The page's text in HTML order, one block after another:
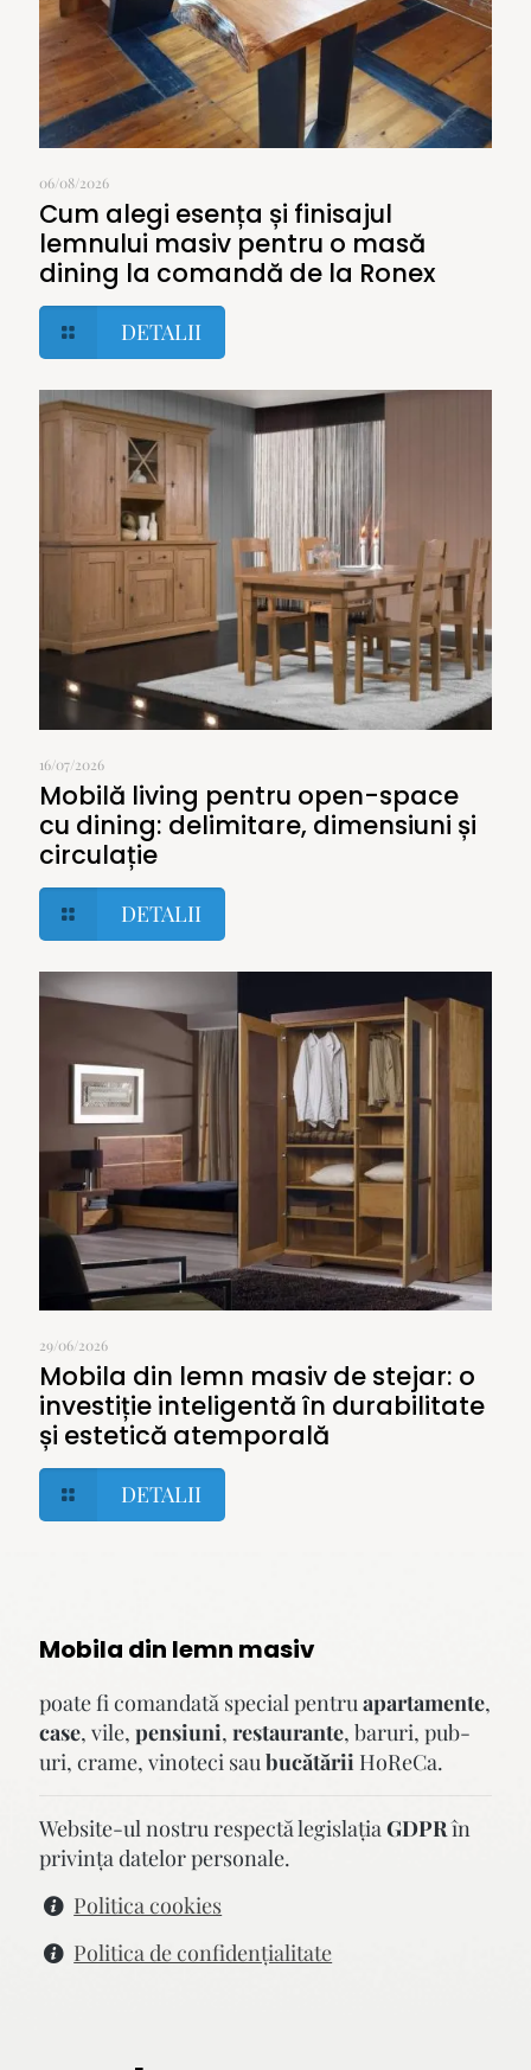
06/08/2026
Cum alegi esența și finisajul
lemnului masiv pentru o masă
dining la comandă de la Ronex
DETALII
16/07/2026
Mobilă living pentru open-space
cu dining: delimitare, dimensiuni și
circulație
DETALII
29/06/2026
Mobila din lemn masiv de stejar: o
investiție inteligentă în durabilitate
și estetică atemporală
DETALII
Mobila din lemn masiv
poate fi comandată special pentruapartamente,
case, vile, pensiuni, restaurante, baruri, pub-
uri, crame, vinoteci saubucătării HoReCa.
Website-ul nostru respectă legislaţiaGDPRîn
privinţa datelor personale.
Politica cookies
Politica de confidenţialitate